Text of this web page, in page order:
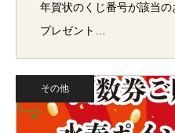
年賀状のくじ番号が該当
プレゼント…
その他